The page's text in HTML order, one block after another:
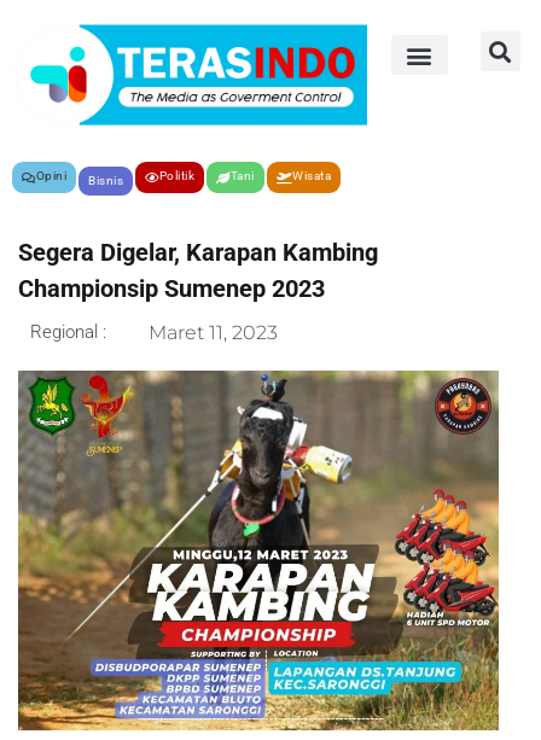
Opini Bisnis Politik Tani Wisata
Segera Digelar, Karapan Kambing
Championsip Sumenep 2023
Regional : Maret 11, 2023